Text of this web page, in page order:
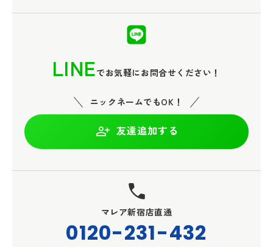
LINEでお気軽にお問合せください！
ニックネームでもOK！
友達追加する
マレア新宿店直通
0120-231-432